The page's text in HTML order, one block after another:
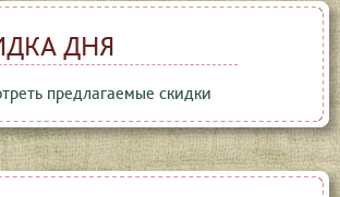
ДНЯ
предлагаемые скидки